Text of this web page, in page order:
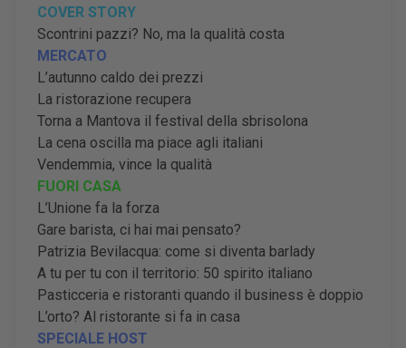
COVER STORY
Scontrini pazzi? No, ma la qualità costa
MERCATO
L’autunno caldo dei prezzi
La ristorazione recupera
Torna a Mantova il festival della sbrisolona
La cena oscilla ma piace agli italiani
Vendemmia, vince la qualità
FUORI CASA
L’Unione fa la forza
Gare barista, ci hai mai pensato?
Patrizia Bevilacqua: come si diventa barlady
A tu per tu con il territorio: 50 spirito italiano
Pasticceria e ristoranti quando il business è doppio
L’orto? Al ristorante si fa in casa
SPECIALE HOST